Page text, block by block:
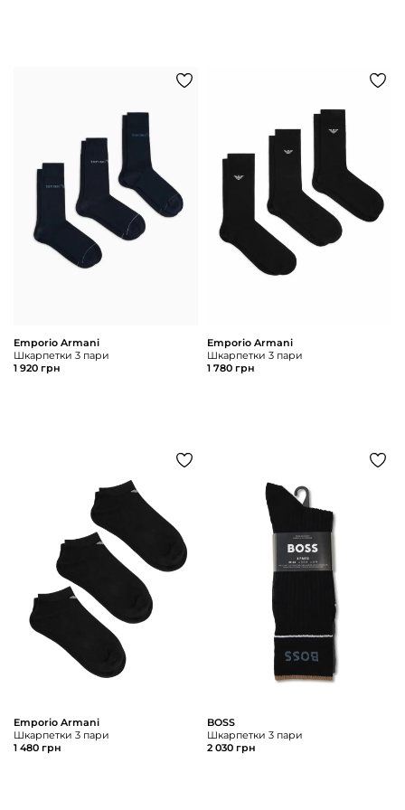
Emporio Armani
Шкарпетки 3 пари
1 920 грн
Emporio Armani
Шкарпетки 3 пари
1 780 грн
Emporio Armani
Шкарпетки 3 пари
1 480 грн
BOSS
Шкарпетки 3 пари
2 030 грн